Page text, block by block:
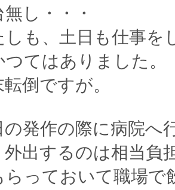
し・・・
しも、土日も仕事を
つてはありました。
倒ですが。
の発作の際に病院へ
外出するのは相当負
らっておいて職場で